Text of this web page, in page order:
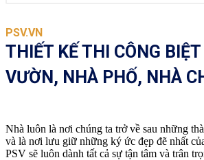
PSV.VN
THIẾT KẾ THI CÔNG
VƯỜN, NHÀ PHỐ, NHÀ
Nhà luôn là nơi chúng ta trở về sau những
và là nơi lưu giữ những ký ức đẹp đẽ nhất
PSV sẽ luôn dành tất cả sự tận tâm và trân